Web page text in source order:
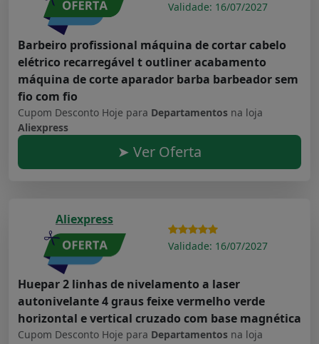
Validade: 16/07/2027
Barbeiro profissional máquina de cortar cabelo
elétrico recarregável t outliner acabamento
máquina de corte aparador barba barbeador sem
fio com fio
Cupom Desconto Hoje para Departamentos na loja
Aliexpress
➤ Ver Oferta
Aliexpress
Validade: 16/07/2027
Huepar 2 linhas de nivelamento a laser
autonivelante 4 graus feixe vermelho verde
horizontal e vertical cruzado com base magnética
Cupom Desconto Hoje para Departamentos na loja